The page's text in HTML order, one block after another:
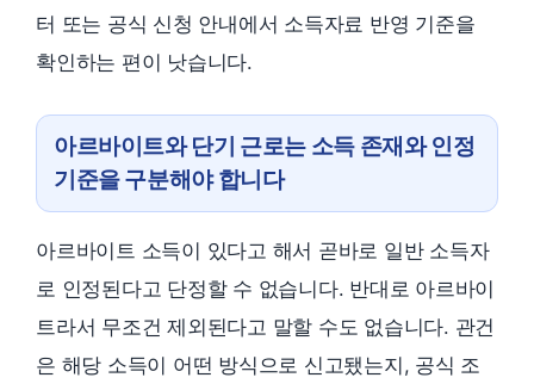
터 또는 공식 신청 안내에서 소득자료 반영 기준을
확인하는 편이 낫습니다.
아르바이트와 단기 근로는 소득 존재와 인정
기준을 구분해야 합니다
아르바이트 소득이 있다고 해서 곧바로 일반 소득자
로 인정된다고 단정할 수 없습니다. 반대로 아르바이
트라서 무조건 제외된다고 말할 수도 없습니다. 관건
은 해당 소득이 어떤 방식으로 신고됐는지, 공식 조